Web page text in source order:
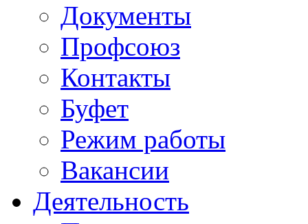
Документы
Профсоюз
Контакты
Буфет
Режим работы
Вакансии
Деятельность